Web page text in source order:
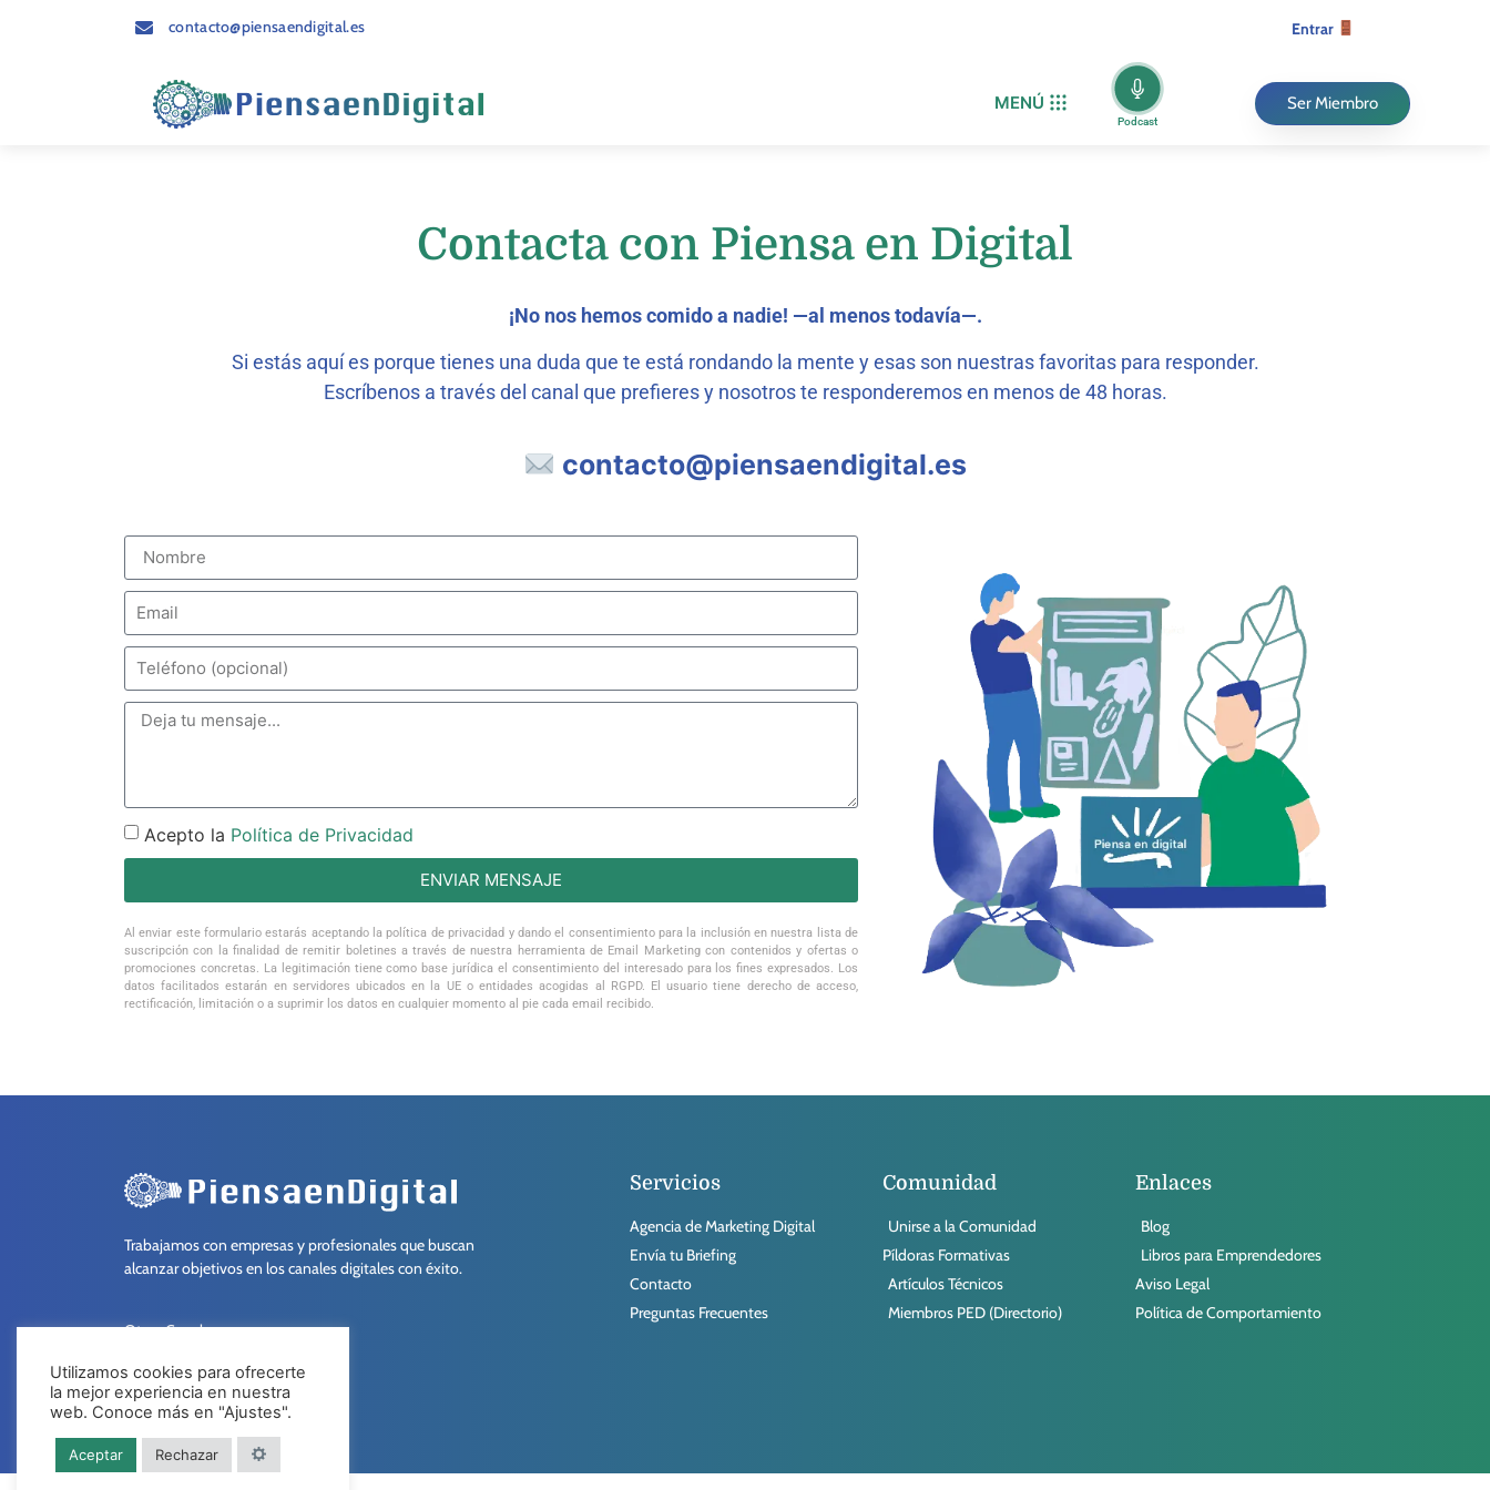
contacto@piensaendigital.es Entrar
MENÚ
Podcast
Ser Miembro
Contacta con Piensa en Digital
¡No nos hemos comido a nadie! —al menos todavía—.
Si estás aquí es porque tienes una duda que te está rondando la mente y esas son nuestras favoritas para responder.
Escríbenos a través del canal que prefieres y nosotros te responderemos en menos de 48 horas.
contacto@piensaendigital.es
Acepto la Política de Privacidad
ENVIAR MENSAJE
Al enviar este formulario estarás aceptando la política de privacidad y dando el consentimiento para la inclusión en nuestra lista de
suscripción con la finalidad de remitir boletines a través de nuestra herramienta de Email Marketing con contenidos y ofertas o
promociones concretas. La legitimación tiene como base jurídica el consentimiento del interesado para los fines expresados. Los
datos facilitados estarán en servidores ubicados en la UE o entidades acogidas al RGPD. El usuario tiene derecho de acceso,
rectificación, limitación o a suprimir los datos en cualquier momento al pie cada email recibido.
Trabajamos con empresas y profesionales que buscan
alcanzar objetivos en los canales digitales con éxito.
Otros Canales:
Servicios
Agencia de Marketing Digital
Envía tu Briefing
Contacto
Preguntas Frecuentes
Comunidad
Unirse a la Comunidad
Píldoras Formativas
Artículos Técnicos
Miembros PED (Directorio)
Enlaces
Blog
Libros para Emprendedores
Aviso Legal
Política de Comportamiento
Utilizamos cookies para ofrecerte
la mejor experiencia en nuestra
web. Conoce más en "Ajustes".
Aceptar Rechazar